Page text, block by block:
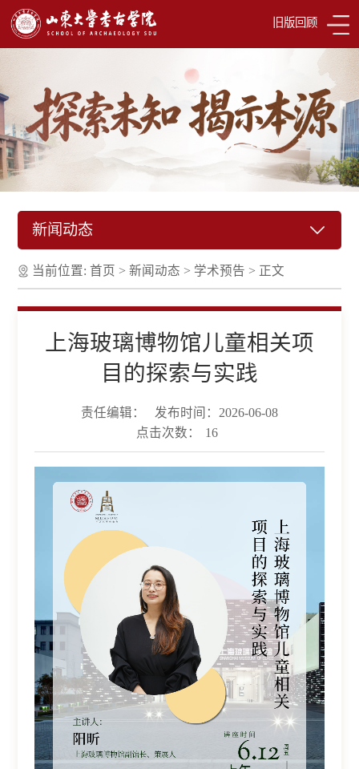
旧版回顾
新闻动态
当前位置:首页 >新闻动态 > 学术预告 > 正文
上海玻璃博物馆儿童相关项
目的探索与实践
责任编辑：
发布时间：2026-06-08
点击次数：
16